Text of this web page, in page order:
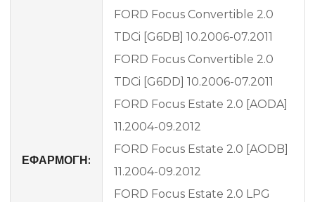
ΕΦΑΡΜΟΓΗ:
FORD Focus Convertible 2.0
TDCi [G6DB] 10.2006-07.2011
FORD Focus Convertible 2.0
TDCi [G6DD] 10.2006-07.2011
FORD Focus Estate 2.0 [AODA]
11.2004-09.2012
FORD Focus Estate 2.0 [AODB]
11.2004-09.2012
FORD Focus Estate 2.0 LPG